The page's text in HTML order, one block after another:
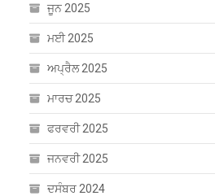
ਜੂਨ 2025
ਮਈ 2025
ਅਪ੍ਰੈਲ 2025
ਮਾਰਚ 2025
ਫਰਵਰੀ 2025
ਜਨਵਰੀ 2025
ਦਸੰਬਰ 2024